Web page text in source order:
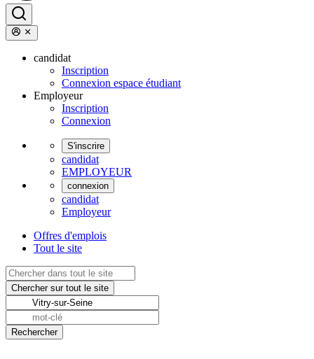
candidat
Inscription
Connexion espace étudiant
Employeur
Inscription
Connexion
S'inscrire
candidat
EMPLOYEUR
connexion
candidat
Employeur
Offres d'emplois
Tout le site